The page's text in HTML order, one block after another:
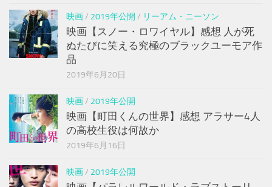
映画/ 2019年公開 / リーアム・ニーソン
映画【スノー・ロワイヤル】感想 人が死
ぬたびに笑える究極のブラックユーモア作
品
2019年6月20日
映画/ 2019年公開
映画【町田くんの世界】感想 アラサー4人
の高校生役は何故か
2019年6月16日
映画/ 2019年公開